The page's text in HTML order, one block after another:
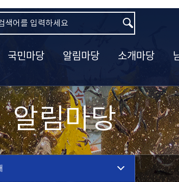
국민마당 알림마당 소개마당
알림마당